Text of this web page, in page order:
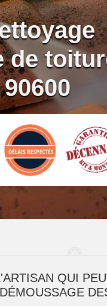
de
QUI
DÉMOUSSAGE